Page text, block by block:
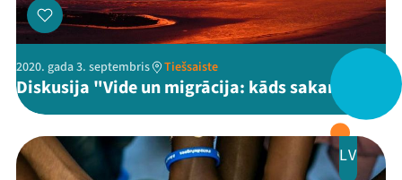
Jaunumi
Ziedo
Veikals
Kontakti
2020. gada 3. septembris Tiešsaiste
Diskusija "Vide un migrācija: kāds sakars?"
LV